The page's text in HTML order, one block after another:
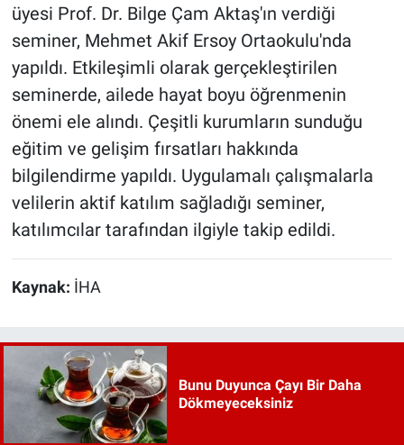
üyesi Prof. Dr. Bilge Çam Aktaş'ın verdiği
seminer, Mehmet Akif Ersoy Ortaokulu'nda
yapıldı. Etkileşimli olarak gerçekleştirilen
seminerde, ailede hayat boyu öğrenmenin
önemi ele alındı. Çeşitli kurumların sunduğu
eğitim ve gelişim fırsatları hakkında
bilgilendirme yapıldı. Uygulamalı çalışmalarla
velilerin aktif katılım sağladığı seminer,
katılımcılar tarafından ilgiyle takip edildi.
Kaynak: İHA
Bunu Duyunca Çayı Bir Daha
Dökmeyeceksiniz